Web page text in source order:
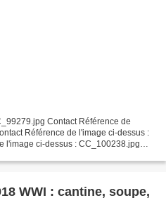
Contact Référence de
Référence de l'image ci-dessus :
l'image ci-dessus : CC_100238.jpg
WWI : cantine, soupe,